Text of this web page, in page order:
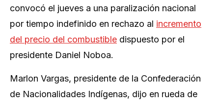
convocó el jueves a una paralización nacional
por tiempo indefinido en rechazo al incremento
del precio del combustible dispuesto por el
presidente Daniel Noboa.
Marlon Vargas, presidente de la Confederación
de Nacionalidades Indígenas, dijo en rueda de